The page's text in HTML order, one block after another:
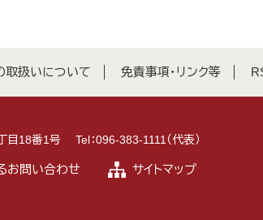
取扱いについて 免責事項・リンク等
目18番1号
Tel：096-383-1111（代表）
お問い合わせ サイトマップ